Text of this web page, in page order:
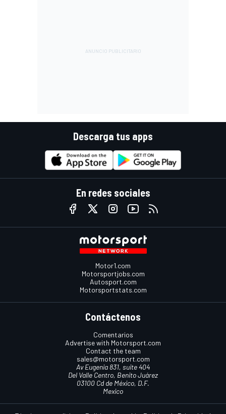
Descarga tus apps
En redes sociales
Motor1.com
Motorsportjobs.com
Autosport.com
Motorsportstats.com
Contáctenos
Comentarios
Advertise with Motorsport.com
Contact the team
sales@motorsport.com
Av Eugenia 831, suite 404
Del Valle Centro, Benito Juárez
03100 Cd de México, D.F.
Mexico